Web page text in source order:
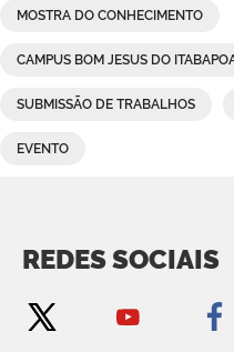
MOSTRA DO CONHECIMENTO
CAMPUS BOM JESUS DO
SUBMISSÃO DE TRABALHOS
EVENTO
REDES SOCIAIS